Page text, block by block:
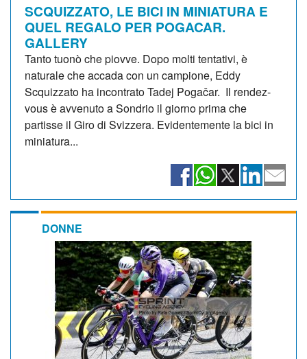
SCQUIZZATO, LE BICI IN MINIATURA E
QUEL REGALO PER POGACAR.
GALLERY
Tanto tuonò che piovve. Dopo molti tentativi, è
naturale che accada con un campione, Eddy
Scquizzato ha incontrato Tadej Pogačar. Il rendez-
vous è avvenuto a Sondrio il giorno prima che
partisse il Giro di Svizzera. Evidentemente la bici in
miniatura...
DONNE